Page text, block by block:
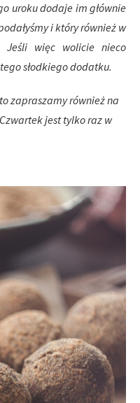
uroku dodaje im głównie
i który również w
Jeśli więc wolicie nieco
słodkiego dodatku.
zapraszamy również na
jest tylko raz w